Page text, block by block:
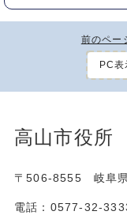
前のペー
PC表
高山市役所
〒506-8555 岐阜
電話：0577-32-